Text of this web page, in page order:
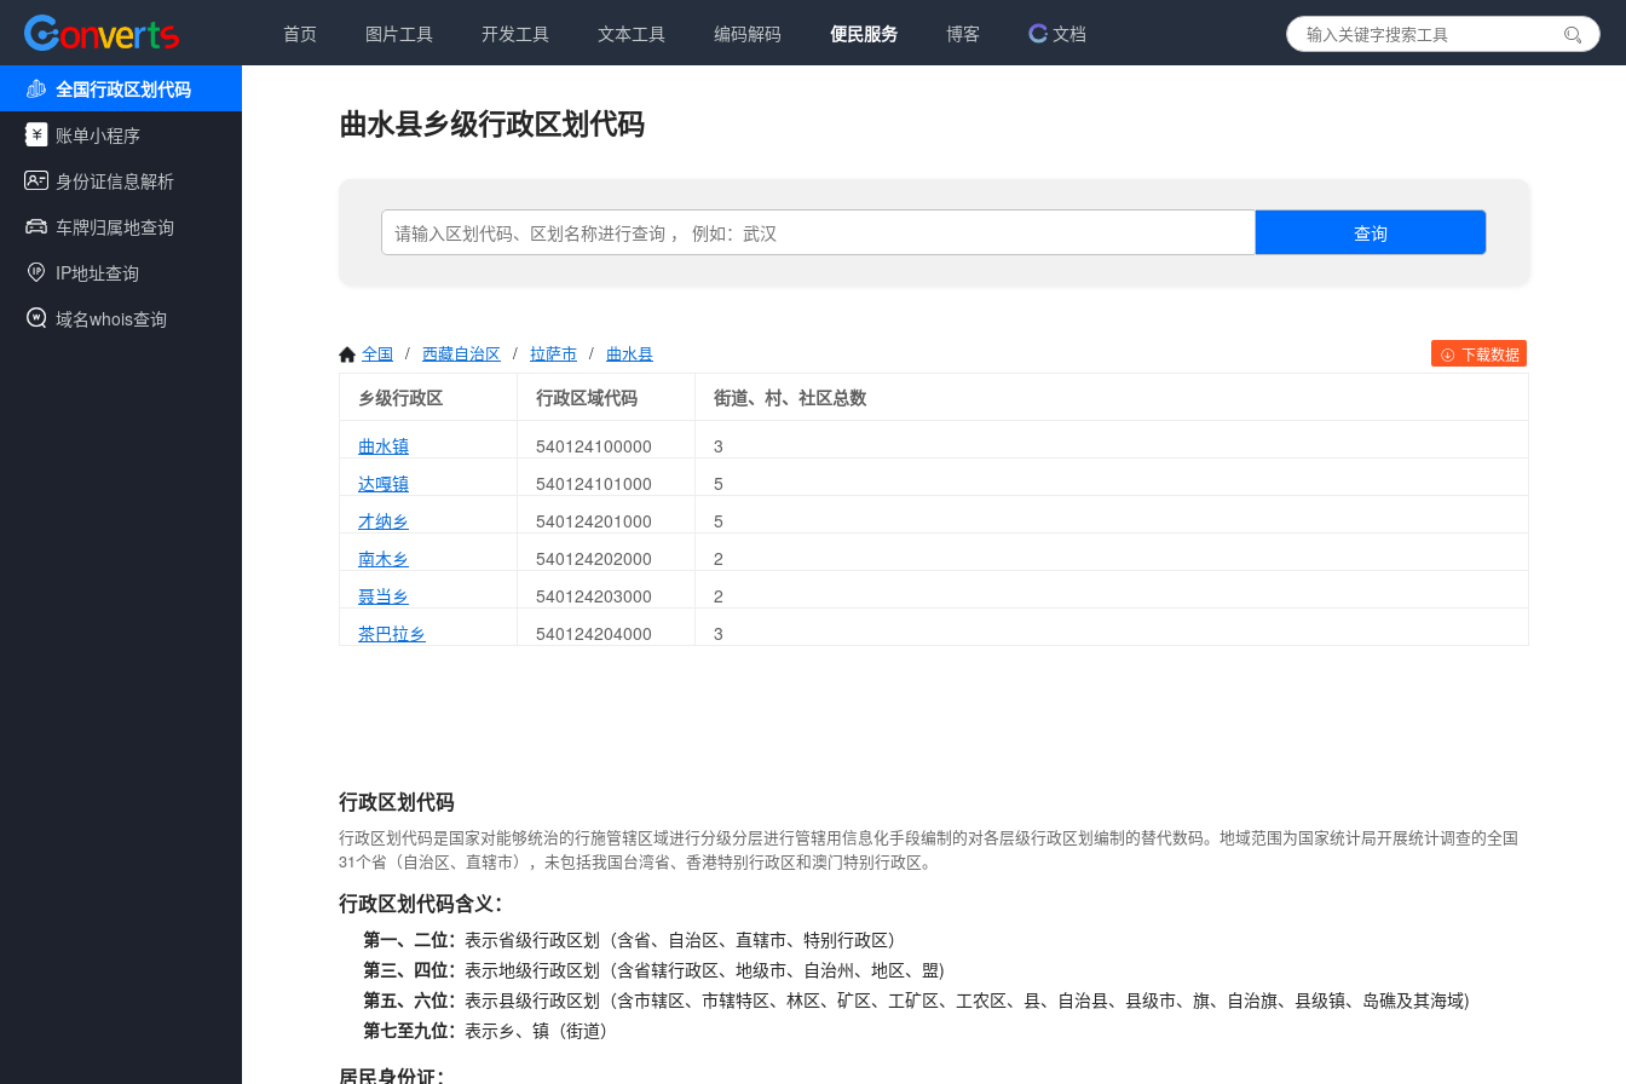
首页 图片工具 开发工具 文本工具 编码解码 便民服务 博客 文档
全国行政区划代码
账单小程序
身份证信息解析
车牌归属地查询
IP地址查询
域名whois查询
曲水县乡级行政区划代码
查询
全国 / 西藏自治区 / 拉萨市 / 曲水县 下载数据
乡级行政区 行政区域代码
街道、村、社区总数
曲水镇
540124100000
3
达嘎镇
540124101000
5
才纳乡
540124201000
5
南木乡
540124202000
2
聂当乡
540124203000
2
茶巴拉乡
540124204000 3
行政区划代码
行政区划代码是国家对能够统治的行施管辖区域进行分级分层进行管辖用信息化手段编制的对各层级行政区划编制的替代数码。地域范围为国家统计局开展统计调查的全国
31个省（自治区、直辖市），未包括我国台湾省、香港特别行政区和澳门特别行政区。
行政区划代码含义：
第一、二位： 表示省级行政区划（含省、自治区、直辖市、特别行政区）
第三、四位： 表示地级行政区划（含省辖行政区、地级市、自治州、地区、盟)
第五、六位： 表示县级行政区划（含市辖区、市辖特区、林区、矿区、工矿区、工农区、县、自治县、县级市、旗、自治旗、县级镇、岛礁及其海域)
第七至九位： 表示乡、镇（街道）
居民身份证：